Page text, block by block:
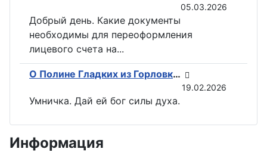
05.03.2026
Добрый день. Какие документы
необходимы для переоформления
лицевого счета на...
О Полине Гладких из Горловки снимут документальный фильм
19.02.2026
Умничка. Дай ей бог силы духа.
Информация